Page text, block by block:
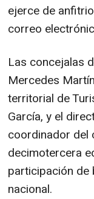
ejerce de
correo
Las concejalas
Mercedes
territorial de
García, y el
coordinador del
decimotercera
participación de
nacional.